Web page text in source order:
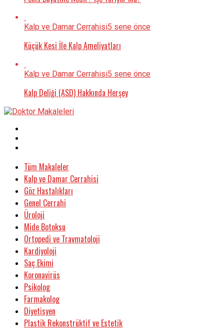
Kalp ve Damar Cerrahisi5 sene önce
Küçük Kesi İle Kalp Ameliyatları
Kalp ve Damar Cerrahisi5 sene önce
Kalp Deliği (ASD) Hakkında Herşey
Tüm Makaleler
Kalp ve Damar Cerrahisi
Göz Hastalıkları
Genel Cerrahi
Üroloji
Mide Botoksu
Ortopedi ve Travmatoloji
Kardiyoloji
Saç Ekimi
Koronavirüs
Psikolog
Farmakolog
Diyetisyen
Plastik Rekonstrüktif ve Estetik